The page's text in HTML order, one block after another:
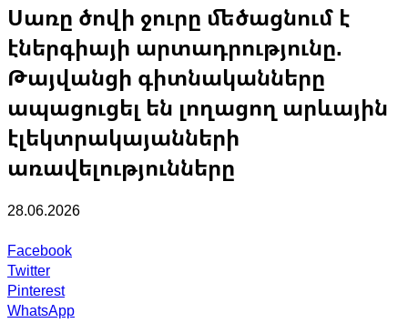
Սառը ծովի ջուրը մեծացնում է
էներգիայի արտադրությունը.
Թայվանցի գիտնականները
ապացուցել են լողացող արևային
էլեկտրակայանների
առավելությունները
28.06.2026
Facebook
Twitter
Pinterest
WhatsApp